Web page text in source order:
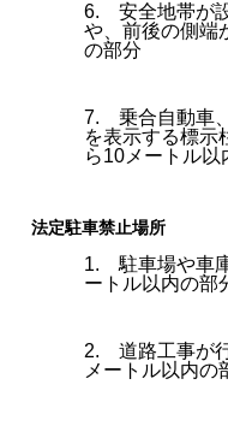
6. 安全地帯が
や、前後の側端
の部分
7. 乗合自動車
を表示する標示
ら10メートル以
法定駐車禁止場所
1. 駐車場や車
ートル以内の部
2. 道路工事が
メートル以内の